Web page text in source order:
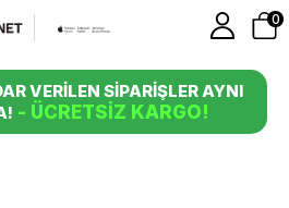
0
VERİLEN SİPARİŞLER AYNI
- ÜCRETSİZ KARGO!